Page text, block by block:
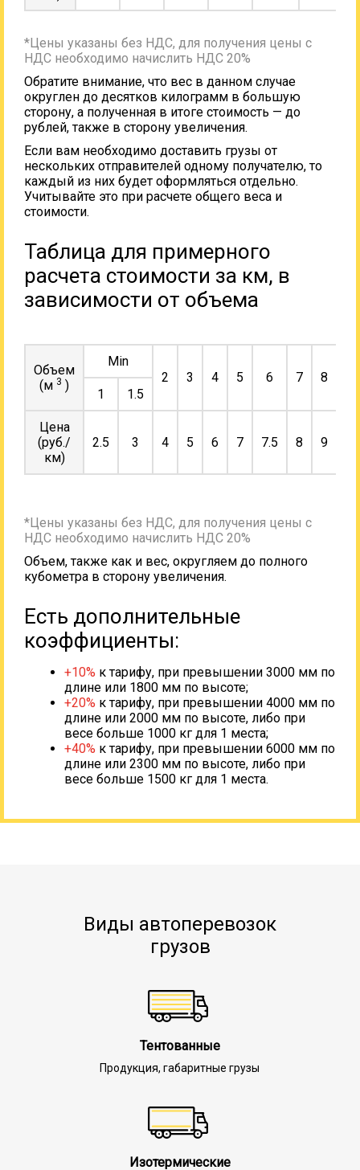
*Цены указаны без НДС, для получения цены с
НДС необходимо начислить НДС 20%
Обратите внимание, что вес в данном случае
округлен до десятков килограмм в большую
сторону, а полученная в итоге стоимость — до
рублей, также в сторону увеличения.
Если вам необходимо доставить грузы от
нескольких отправителей одному получателю, то
каждый из них будет оформляться отдельно.
Учитывайте это при расчете общего веса и
стоимости.
Таблица для примерного
расчета стоимости за км, в
зависимости от объема
Объем
(м 3 )
Min
2
3 4 5 6 7 8
1
1.5
Цена
(руб./
км)
2.5 3 4 5 6 7 7.5 8 9
*Цены указаны без НДС, для получения цены с
НДС необходимо начислить НДС 20%
Объем, также как и вес, округляем до полного
кубометра в сторону увеличения.
Есть дополнительные
коэффициенты:
+10% к тарифу, при превышении 3000 мм по
длине или 1800 мм по высоте;
+20% к тарифу, при превышении 4000 мм по
длине или 2000 мм по высоте, либо при
весе больше 1000 кг для 1 места;
+40% к тарифу, при превышении 6000 мм по
длине или 2300 мм по высоте, либо при
весе больше 1500 кг для 1 места.
Виды автоперевозок
грузов
Тентованные
Продукция, габаритные грузы
Изотермические